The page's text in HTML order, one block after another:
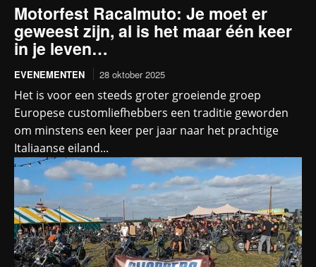
Motorfest Racalmuto: Je moet er
geweest zijn, al is het maar één keer
in je leven…
EVENEMENTEN 28 oktober 2025
Het is voor een steeds groter groeiende groep
Europese customliefhebbers een traditie geworden
om minstens een keer per jaar naar het prachtige
Italiaanse eiland...